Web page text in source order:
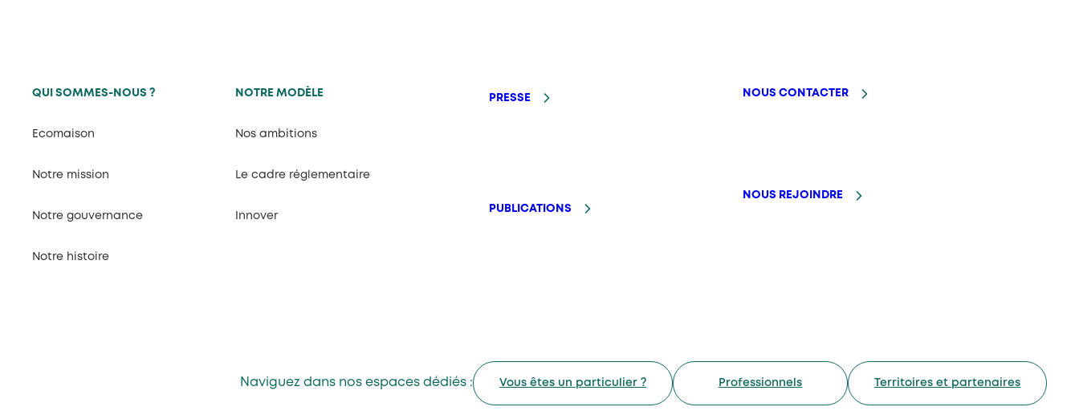
QUI SOMMES-NOUS ?
Ecomaison
Notre mission
Notre gouvernance
Notre histoire
NOTRE MODÈLE
Nos ambitions
Le cadre réglementaire
Innover
PRESSE
PUBLICATIONS
NOUS CONTACTER
NOUS REJOINDRE
Naviguez dans nos espaces dédiés : Vous êtes un particulier ? Professionnels Territoires et partenaires